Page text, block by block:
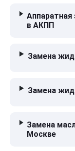
Аппаратная
в АКПП
Замена
Замена
Замена
Москве